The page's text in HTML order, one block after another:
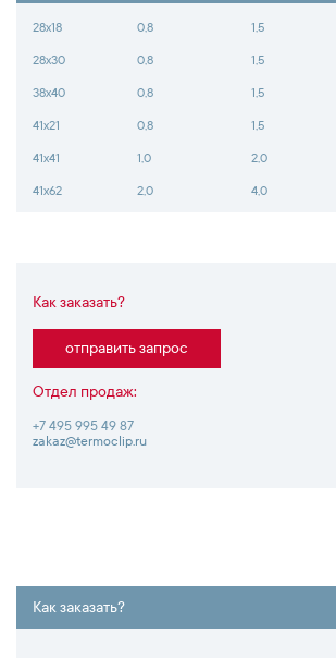
28х18 0,8 1,5
28х30 0,8 1,5
38х40 0,8 1,5
41х21 0,8 1,5
41х41 1,0 2,0
41х62 2,0 4,0
Как заказать?
отправить запрос
Отдел продаж:
+7 495 995 49 87
zakaz@termoclip.ru
Как заказать?